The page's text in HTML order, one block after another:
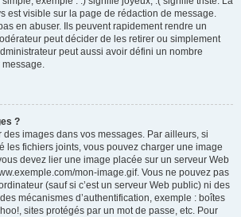
est visible sur la page de rédaction de message.
en abuser. Ils peuvent rapidement rendre un
peut décider de les retirer ou simplement
peut aussi avoir défini un nombre
message.
?
des images dans vos messages. Par ailleurs, si
les fichiers joints, vous pouvez charger une image
devez lier une image placée sur un serveur Web
mon-image.gif. Vous ne pouvez pas
(sauf si c’est un serveur Web public) ni des
mécanismes d’authentification, exemple : boîtes
sites protégés par un mot de passe, etc. Pour